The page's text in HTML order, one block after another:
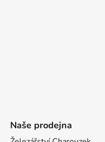
Naše prodejna